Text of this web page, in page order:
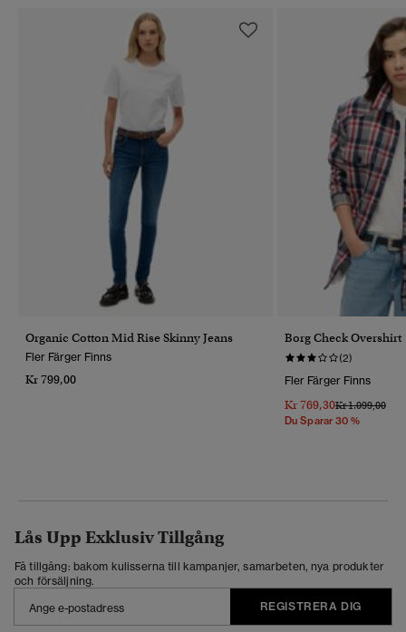
Organic Cotton Mid Rise Skinny Jeans
Fler Färger Finns
Kr 799,00
Borg Check Overshirt
(2)
Fler Färger Finns
Kr 769,30Pris Reducerat
Kr 1.099,00Till
Du Sparar 30 %
Lås Upp Exklusiv Tillgång
Få tillgång: bakom kulisserna till kampanjer, samarbeten, nya produkter
och försäljning.
REGISTRERA DIG